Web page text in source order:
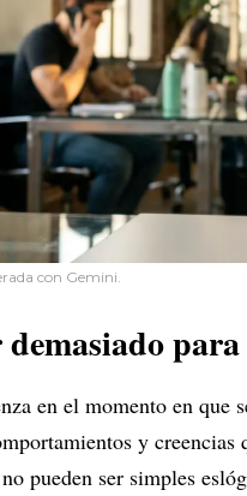
con Gemini.
demasiado
en el momento en que
y creencias
pueden ser simples